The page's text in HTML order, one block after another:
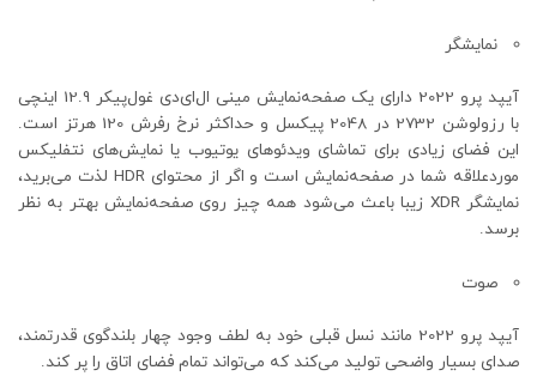
نمایشگر
آیپد پرو 2022 دارای یک صفحه‌نمایش مینی ال‌ای‌دی غول‌پیکر 12.9 اینچی
با رزولوشن 2732 در 2048 پیکسل و حداکثر نرخ رفرش 120 هرتز است.
این فضای زیادی برای تماشای ویدئوهای یوتیوب یا نمایش‌های نتفلیکس
موردعلاقه شما در صفحه‌نمایش است و اگر از محتوای HDR لذت می‌برید،
نمایشگر XDR زیبا باعث می‌شود همه چیز روی صفحه‌نمایش بهتر به نظر
برسد.
صوت
آیپد پرو 2022 مانند نسل قبلی خود به لطف وجود چهار بلندگوی قدرتمند،
صدای بسیار واضحی تولید می‌کند که می‌تواند تمام فضای اتاق را پر کند.